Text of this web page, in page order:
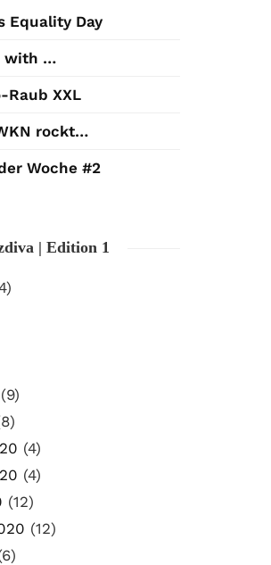
Equality Day
with …
Raub XXL
rockt…
Woche #2
| Edition 1
(9)
(4)
(4)
(12)
(12)